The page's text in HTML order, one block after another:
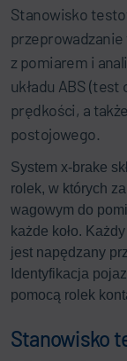
Stanowisko
przeprowadzanie
z pomiarem i
układu ABS
prędkości, a
postojowego.
System x-brake
rolek, w których
wagowym do
każde koło.
jest napędzany
Identyfikacja
pomocą rolek
Stanowisko